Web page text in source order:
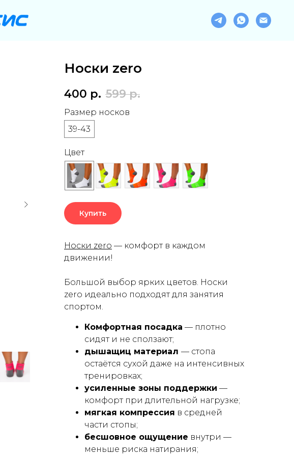
Носки zero
400 р. 599 р.
Размер носков
39-43
Цвет
Купить
Носки zero — комфорт в каждом
движении!
Большой выбор ярких цветов. Носки
zero идеально подходят для занятия
спортом.
Комфортная посадка — плотно
сидят и не сползают;
дышащиц материал — стопа
остаётся сухой даже на интенсивных
тренировках;
усиленные зоны поддержки —
комфорт при длительной нагрузке;
мягкая компрессия в средней
части стопы;
бесшовное ощущение внутри —
меньше риска натирания;